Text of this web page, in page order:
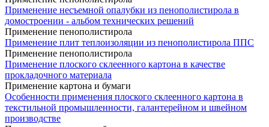
Применение несъемной опалубки из пенополистирола в
домостроении - альбом технических решений
Применение пенополистирола
Применение плит теплоизоляции из пенополистирола ППС
Применение пенополистирола
Применение плоского склеенного картона в качестве
прокладочного материала
Применение картона и бумаги
Особенности применения плоского склеенного картона в
текстильной промышленности, галантерейном и швейном
производстве